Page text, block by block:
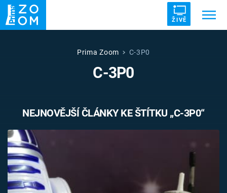
ŽIVĚ
UFO DRUHÁ SVĚTOVÁ VÁLKA
VETŘELCI DÁVNOVĚKU
Témata
Témata
Pořady
Prima Zoom C-3P0
C-3P0
NEJNOVĚJŠÍ ČLÁNKY KE ŠTÍTKU „C-3P0“